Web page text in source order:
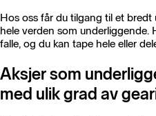
Hos oss får du tilgang til et
hele verden som underliggende.
falle, og du kan tape hele eller
Aksjer som
med ulik grad av